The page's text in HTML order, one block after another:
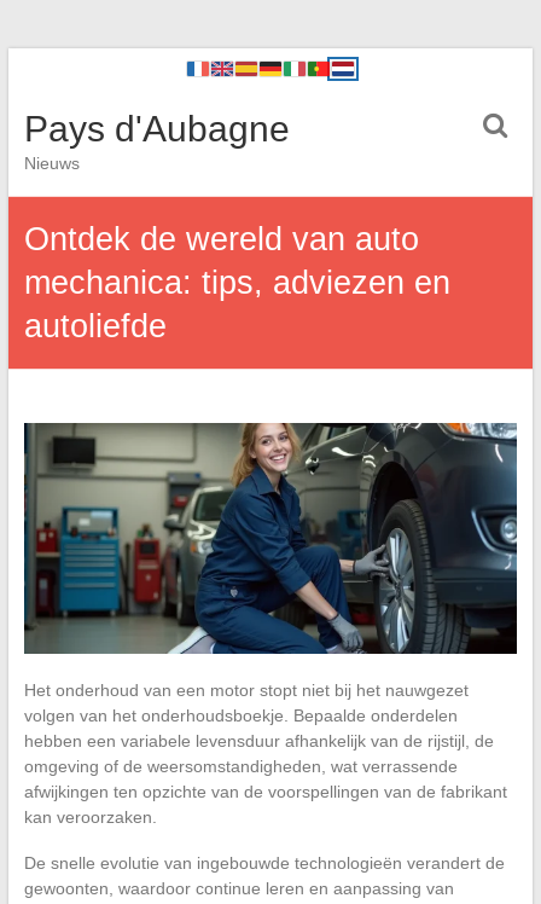
Pays d'Aubagne
Nieuws
Ontdek de wereld van auto
mechanica: tips, adviezen en
autoliefde
Het onderhoud van een motor stopt niet bij het nauwgezet
volgen van het onderhoudsboekje. Bepaalde onderdelen
hebben een variabele levensduur afhankelijk van de rijstijl, de
omgeving of de weersomstandigheden, wat verrassende
afwijkingen ten opzichte van de voorspellingen van de fabrikant
kan veroorzaken.
De snelle evolutie van ingebouwde technologieën verandert de
gewoonten, waardoor continue leren en aanpassing van